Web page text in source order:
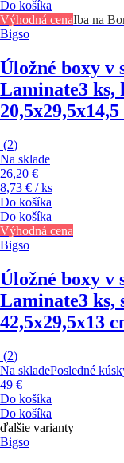
Do košíka
Výhodná cenaIba na
Bigso
Úložné boxy v
Laminate3 ks,
(2)
Na sklade
26,20 €
8,73 € / ks
Do košíka
Do košíka
Výhodná cena
Bigso
Úložné boxy v
Laminate3 ks,
42,5x29,5x13
(2)
Na skladePosledné
49 €
Do košíka
Do košíka
ďalšie varianty
Bigso